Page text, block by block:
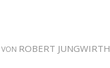
VON ROBERT JUNGWIRTH